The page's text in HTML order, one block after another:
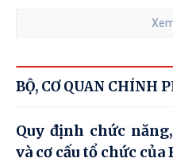
BỘ, CƠ QUAN CHÍNH
Quy định chức
và cơ cấu tổ chức của